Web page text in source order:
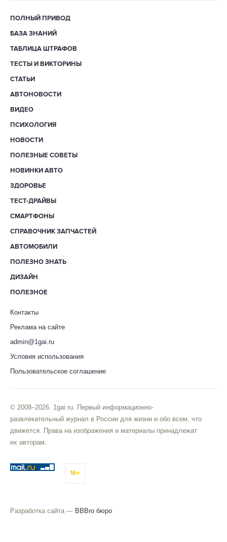
ПОЛНЫЙ ПРИВОД
БАЗА ЗНАНИЙ
ТАБЛИЦА ШТРАФОВ
ТЕСТЫ И ВИКТОРИНЫ
СТАТЬИ
АВТОНОВОСТИ
ВИДЕО
ПСИХОЛОГИЯ
НОВОСТИ
ПОЛЕЗНЫЕ СОВЕТЫ
НОВИНКИ АВТО
ЗДОРОВЬЕ
ТЕСТ-ДРАЙВЫ
СМАРТФОНЫ
СПРАВОЧНИК ЗАПЧАСТЕЙ
АВТОМОБИЛИ
ПОЛЕЗНО ЗНАТЬ
ДИЗАЙН
ПОЛЕЗНОЕ
Контакты
Реклама на сайте
admin@1gai.ru
Условия использования
Пользовательское соглашение
© 2008–2026. 1gai.ru. Первый информационно-
развлекательный журнал в России для жизни и обо всем, что
движется. Права на изображения и материалы принадлежат
их авторам.
16+
Разработка сайта — BBBro бюро